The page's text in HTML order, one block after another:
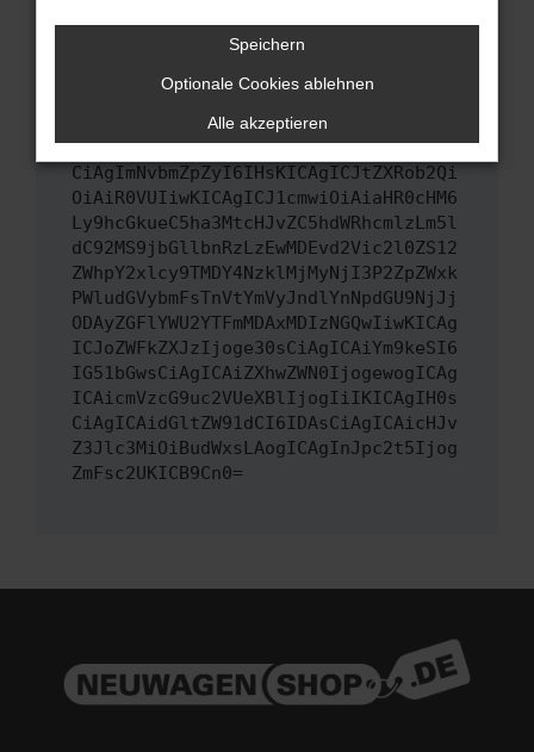
versuchen, das Problem zu beheben. Du kannst
Fehlersuche zu unterstützen:
ewogICJuYW1lIjogIk5ldHdvcmtFcnJvciIs
CiAgImNvbmZpZyI6IHsKICAgICJtZXRob2Qi
OiAiR0VUIiwKICAgICJ1cmwiOiAiaHR0cHM6
Ly9hcGkueC5ha3MtcHJvZC5hdWRhcmlzLm5l
dC92MS9jbGllbnRzLzEwMDEvd2Vic2l0ZS12
ZWhpY2xlcy9TMDY4NzklMjMyNjI3P2ZpZWxk
PWludGVybmFsTnVtYmVyJndlYnNpdGU9NjJj
ODAyZGFlYWU2YTFmMDAxMDIzNGQwIiwKICAg
ICJoZWFkZXJzIjoge30sCiAgICAiYm9keSI6
IG51bGwsCiAgICAiZXhwZWN0IjogewogICAg
ICAicmVzcG9uc2VUeXBlIjogIiIKICAgIH0s
CiAgICAidGltZW91dCI6IDAsCiAgICAicHJv
Z3Jlc3MiOiBudWxsLAogICAgInJpc2t5Ijog
ZmFsc2UKICB9Cn0=
Speichern
Optionale Cookies ablehnen
Alle akzeptieren